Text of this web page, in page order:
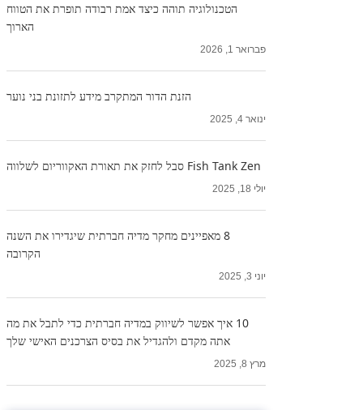
הטכנולוגיה תוהה כיצד אמת רבודה תופרת את הטווח
הארוך
פברואר 1, 2026
הזנת הדור המתקרב מידע לתזונת בני נוער
ינואר 4, 2025
Fish Tank Zen סבל לחזק את תאורת האקווריום לשלווה
יולי 18, 2025
8 מאפיינים מחקר מדיה חברתית שיגדירו את השנה
הקרובה
יוני 3, 2025
10 איך אפשר לשיווק במדיה חברתית כדי לתבל את מה
אתה מקדם ולהגדיל את בסיס הצרכנים האישי שלך
מרץ 8, 2025